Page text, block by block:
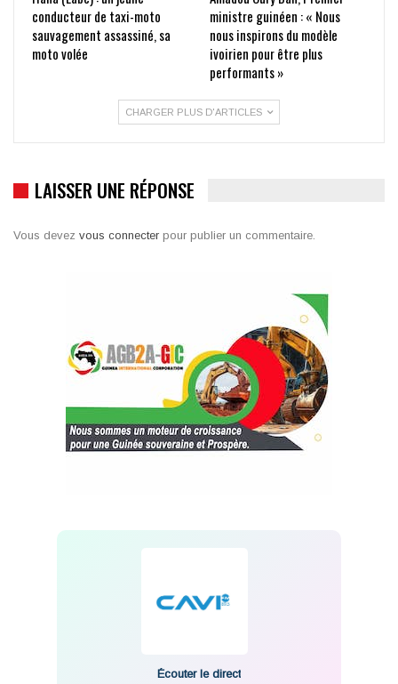
conducteur de taxi-moto
sauvagement assassiné, sa
moto volée
ministre guinéen : « Nous
nous inspirons du modèle
ivoirien pour être plus
performants »
CHARGER PLUS D'ARTICLES
LAISSER UNE RÉPONSE
Vous devez vous connecter pour publier un commentaire.
Écouter le direct